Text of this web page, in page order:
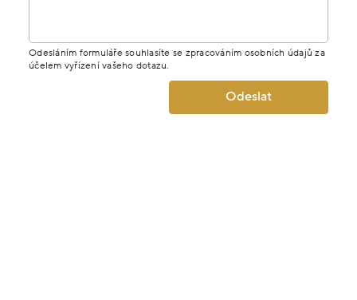
Odesláním formuláře souhlasíte se zpracováním osobních údajů za
účelem vyřízení vašeho dotazu.
Odeslat